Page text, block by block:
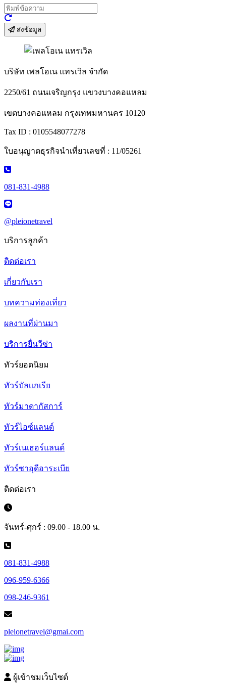
ส่งข้อมูล
บริษัท เพลโอเน แทรเวิล จำกัด
2250/61 ถนนเจริญกรุง แขวงบางคอแหลม
เขตบางคอแหลม กรุงเทพมหานคร 10120
Tax ID : 0105548077278
ใบอนุญาตธุรกิจนำเที่ยวเลขที่ : 11/05261
081-831-4988
@pleionetravel
บริการลูกค้า
ติดต่อเรา
เกี่ยวกับเรา
บทความท่องเที่ยว
ผลงานที่ผ่านมา
บริการยื่นวีซ่า
ทัวร์ยอดนิยม
ทัวร์บัลเเกเรีย
ทัวร์มาดากัสการ์
ทัวร์ไอซ์แลนด์
ทัวร์เนเธอร์แลนด์
ทัวร์ซาอุดีอาระเบีย
ติดต่อเรา
จันทร์-ศุกร์ : 09.00 - 18.00 น.
081-831-4988
096-959-6366
098-246-9361
pleionetravel@gmai.com
ผู้เข้าชมเว็บไซต์